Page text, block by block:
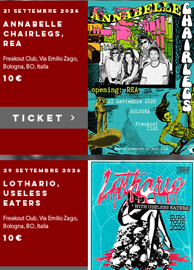
21 settembre 2026
Annabelle
Chairlegs,
Rea
Freakout Club, Via Emilio Zago,
Bologna, BO, Italia
10€
TICKET
29 settembre 2026
Lothario,
Useless
Eaters
Freakout Club, Via Emilio Zago,
Bologna, BO, Italia
10€